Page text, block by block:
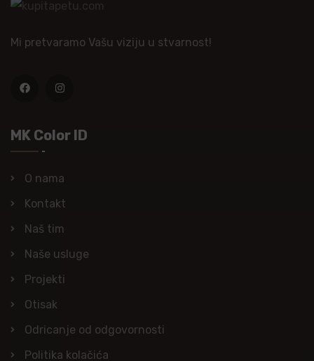
Mi pretvaramo Vašu viziju u stvarnost!
MK Color ID
O nama
Kontakt
Naš tim
Naše usluge
Projekti
Otisak
Odricanje od odgovornosti
Politika kolačića